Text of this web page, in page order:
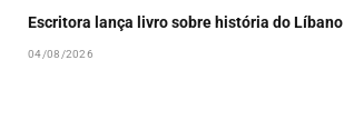
Escritora lança livro sobre história do Líbano
04/08/2026